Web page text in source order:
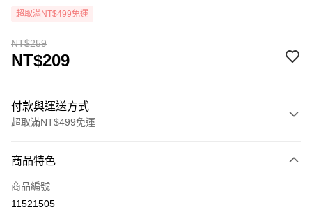
超取滿NT$499免運
NT$259
NT$209
付款與運送方式
超取滿NT$499免運
icash Pay
信用卡一次付款
商品特色
商品編號
11521505